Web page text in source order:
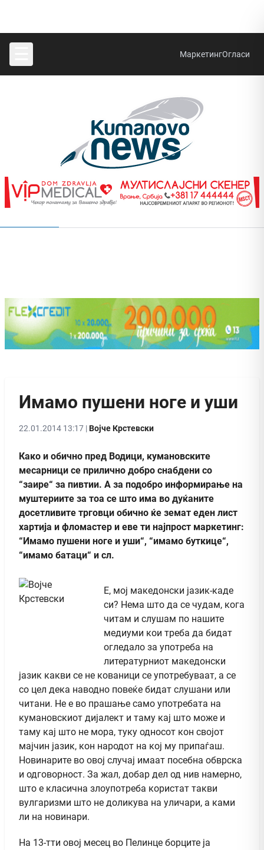
МаркетингОгласи
Имамо пушени ноге и уши
22.01.2014 13:17 |Војче Крстевски
Како и обично пред Водици, кумановските
месарници се прилично добро снабдени со
“заире“ за пивтии. А за подобро информирање на
муштериите за тоа се што има во дуќаните
досетливите трговци обично ќе земат еден лист
хартија и фломастер и еве ти најпрост маркетинг:
“Имамо пушени ноге и уши“, “имамо буткице“,
“имамо батаци“ и сл.
Е, мој македонски јазик-каде
си? Нема што да се чудам, кога
читам и слушам по нашите
медиуми кои треба да бидат
огледало за употреба на
литературниот македонски
јазик какви се не кованици се употребуваат, а се
со цел дека наводно повеќе бидат слушани или
читани. Не е во прашање само употребата на
кумановскиот дијалект и таму кај што може и
таму кај што не мора, туку односот кон својот
мајчин јазик, кон народот на кој му припаѓаш.
Новинарите во овој случај имаат посебна обврска
и одговорност. За жал, добар дел од нив намерно,
што е класична злоупотреба користат такви
вулгаризми што не доликува на уличари, а ками
ли на новинари.
На 13-тти овој месец во Пелинце борците ја